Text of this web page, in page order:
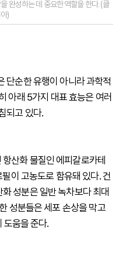
완성하는 데 중요한 역할을 한다. (클
)
단순한 유행이 아니라과학적
아래 5가지 대표 효능은 여러
되고 있다.
산화 물질인 에피갈로카테
이 고농도로 함유돼 있다. 건
성분은 일반 녹차보다 최대
성분들은 세포 손상을 막고
도움을 준다.